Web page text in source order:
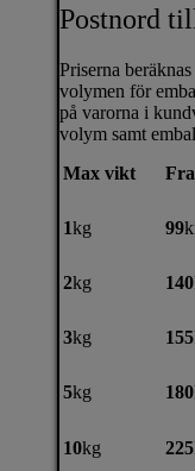
Postnord
Priserna
volymen för
på varorna i
volym samt
Max vikt
1kg 99
2kg 140
3kg 155
5kg 180
10kg 225